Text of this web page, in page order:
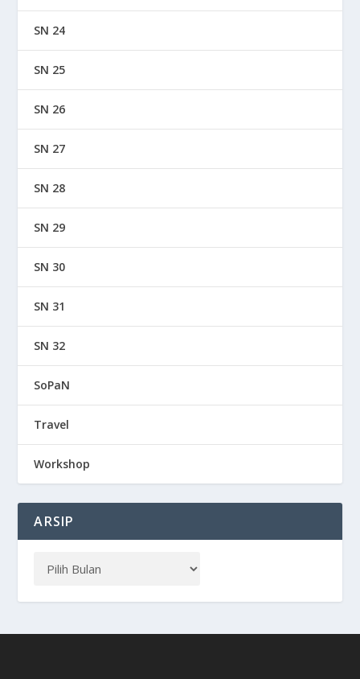
SN 24
SN 25
SN 26
SN 27
SN 28
SN 29
SN 30
SN 31
SN 32
SoPaN
Travel
Workshop
ARSIP